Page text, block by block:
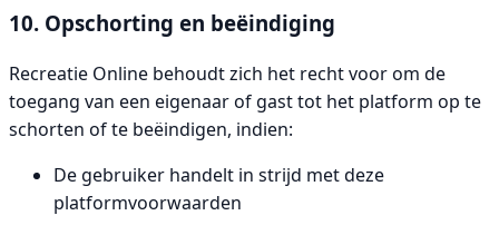
10. Opschorting en beëindiging
Recreatie Online behoudt zich het recht voor om de
toegang van een eigenaar of gast tot het platform op te
schorten of te beëindigen, indien:
De gebruiker handelt in strijd met deze
platformvoorwaarden